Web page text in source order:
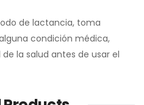
de lactancia, toma
condición médica,
la salud antes de usar el